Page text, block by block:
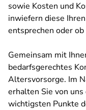
sowie Kosten und
inwiefern diese
entsprechen oder
Gemeinsam mit
bedarfsgerechtes
Altersvorsorge. Im
erhalten Sie von
wichtigsten Punkte